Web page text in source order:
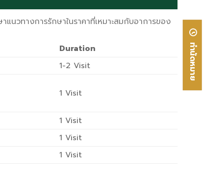
นวทางการรักษาในราคาที่เหมาะสมกับอาการของ
Duration
1-2 Visit
1 Visit
1 Visit
1 Visit
1 Visit
ทำนัดหมาย